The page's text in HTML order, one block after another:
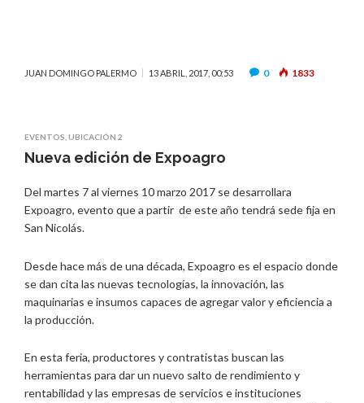
JUAN DOMINGO PALERMO 13 ABRIL, 2017, 00:53 0 1833
EVENTOS,UBICACIÓN 2
Nueva edición de Expoagro
Del martes 7 al viernes 10 marzo 2017 se desarrollara
Expoagro, evento que a partir de este año tendrá sede fija en
San Nicolás.
Desde hace más de una década, Expoagro es el espacio donde
se dan cita las nuevas tecnologías, la innovación, las
maquinarias e insumos capaces de agregar valor y eficiencia a
la producción.
En esta feria, productores y contratistas buscan las
herramientas para dar un nuevo salto de rendimiento y
rentabilidad y las empresas de servicios e instituciones